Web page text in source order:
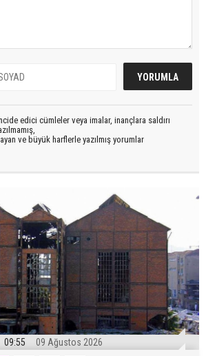
edici cümleler veya imalar, inançlara saldırı
ve büyük harflerle yazılmış yorumlar
09:55 09 Ağustos 2026